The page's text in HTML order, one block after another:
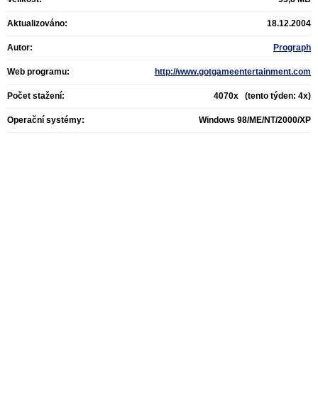
Aktualizováno: 18.12.2004
Autor: Prograph
Web programu: http://www.gotgameentertainment.com
Počet stažení: 4070x (tento týden: 4x)
Operační systémy: Windows 98/ME/NT/2000/XP